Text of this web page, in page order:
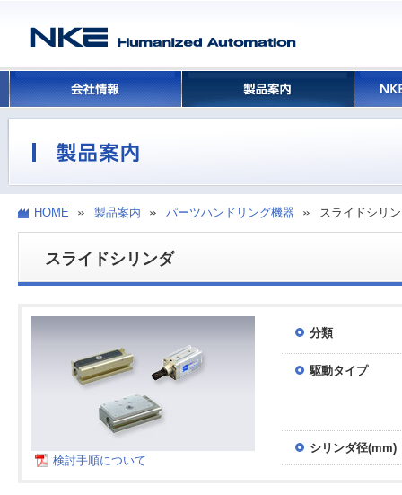
HOME 製品案内 パーツハンドリング機器 スライドシリ
スライドシリンダ
検討手順について
分類
駆動タイプ
シリンダ径(mm)